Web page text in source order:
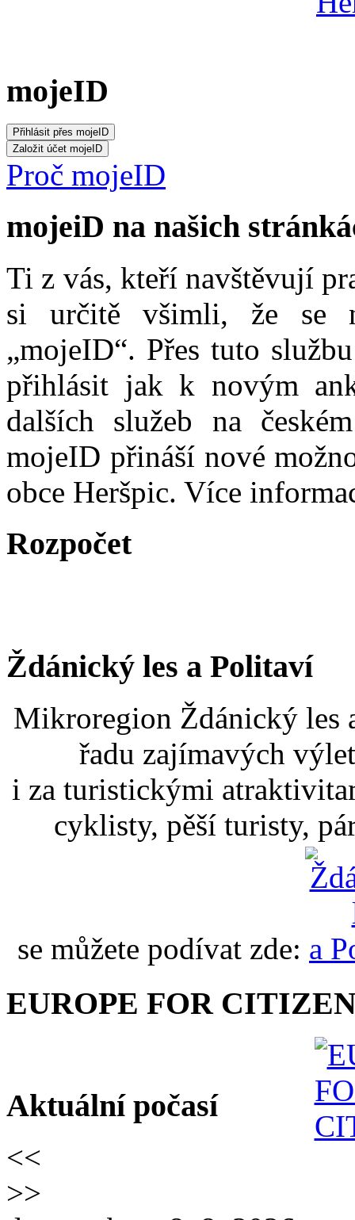
mojeID
Proč mojeID
mojeiD na našich
Ti z vás, kteří navštěvují
si určitě všimli, že se
„mojeID“. Přes tuto
přihlásit jak k novým
dalších služeb na
mojeID přináší nové
obce Heršpic. Více
Rozpočet
Ždánický les a Politaví
Mikroregion Ždánický les
řadu zajímavých
i za turistickými
cyklisty, pěší turisty,
se můžete podívat zde:
EUROPE FOR
Aktuální počasí
<<
>>